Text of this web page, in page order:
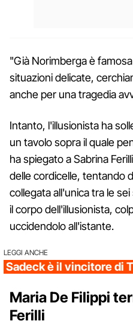
"Già Norimberga è
situazioni delicate,
anche per una tragedia
Intanto, l'illusionista ha
un tavolo sopra il quale
ha spiegato a Sabrina
delle cordicelle, tentando
collegata all'unica tra le
il corpo dell'illusionista,
uccidendolo all'istante.
LEGGI ANCHE
Sadeck è il vincitore di
Maria De Filippi
Ferilli